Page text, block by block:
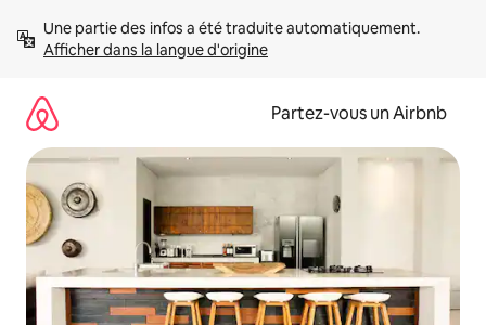
directement
Afficher dans la langue d'origine
Partez-vous un Airbnb